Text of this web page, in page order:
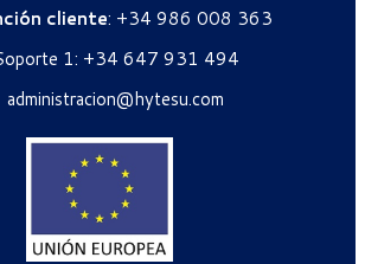
cliente: +34 986 008 363
1: +34 647 931 494
administracion@hytesu.com